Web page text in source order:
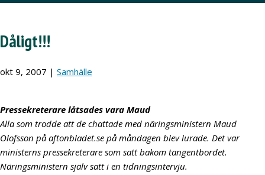
Dåligt!!!
okt 9, 2007 | Samhälle
Pressekreterare låtsades vara Maud
Alla som trodde att de chattade med näringsministern Maud
Olofsson på aftonbladet.se på måndagen blev lurade. Det var
ministerns pressekreterare som satt bakom tangentbordet.
Näringsministern själv satt i en tidningsintervju.